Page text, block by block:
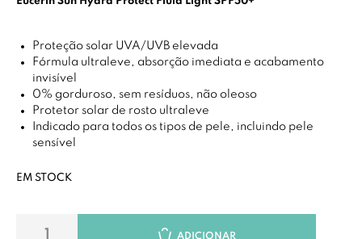
Proteção solar UVA/UVB elevada
Fórmula ultraleve, absorção imediata e acabamento
invisível
0% gorduroso, sem resíduos, não oleoso
Protetor solar de rosto ultraleve
Indicado para todos os tipos de pele, incluindo pele
sensível
EM STOCK
ADICIONAR